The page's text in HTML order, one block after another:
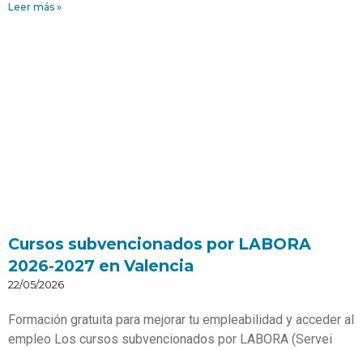
Leer más »
Cursos subvencionados por LABORA
2026-2027 en Valencia
22/05/2026
Formación gratuita para mejorar tu empleabilidad y acceder al
empleo Los cursos subvencionados por LABORA (Servei